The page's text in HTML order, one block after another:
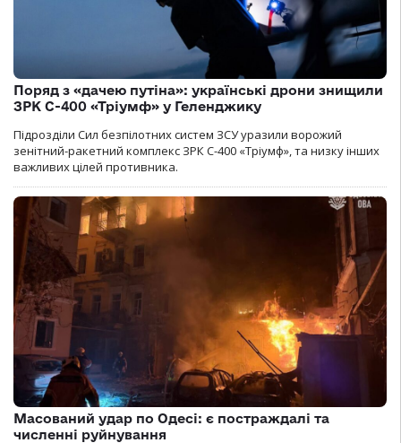
Поряд з «дачею путіна»: українські дрони знищили
ЗРК С-400 «Тріумф» у Геленджику
Підрозділи Сил безпілотних систем ЗСУ уразили ворожий
зенітний-ракетний комплекс ЗРК С-400 «Тріумф», та низку інших
важливих цілей противника.
Масований удар по Одесі: є постраждалі та
численні руйнування